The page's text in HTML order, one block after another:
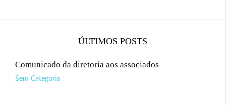
ÚLTIMOS POSTS
Comunicado da diretoria aos associados
Sem Categoria